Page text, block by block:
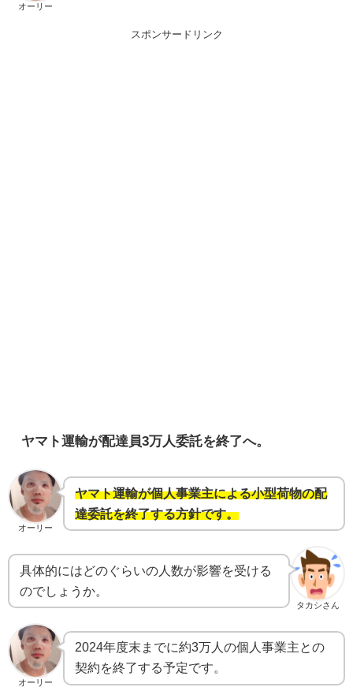
オーリー
スポンサードリンク
ヤマト運輸が配達員3万人委託を終了へ。
オーリー
ヤマト運輸が個人事業主による小型荷物の配
達委託を終了する方針です。
タカシさん
具体的にはどのぐらいの人数が影響を受ける
のでしょうか。
オーリー
2024年度末までに約3万人の個人事業主との
契約を終了する予定です。